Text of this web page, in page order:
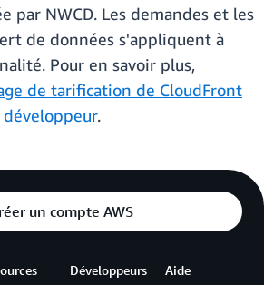
par NWCD. Les demandes et les
de données s'appliquent à
Pour en savoir plus,
de tarification de CloudFront
développeur.
un compte AWS
Développeurs Aide